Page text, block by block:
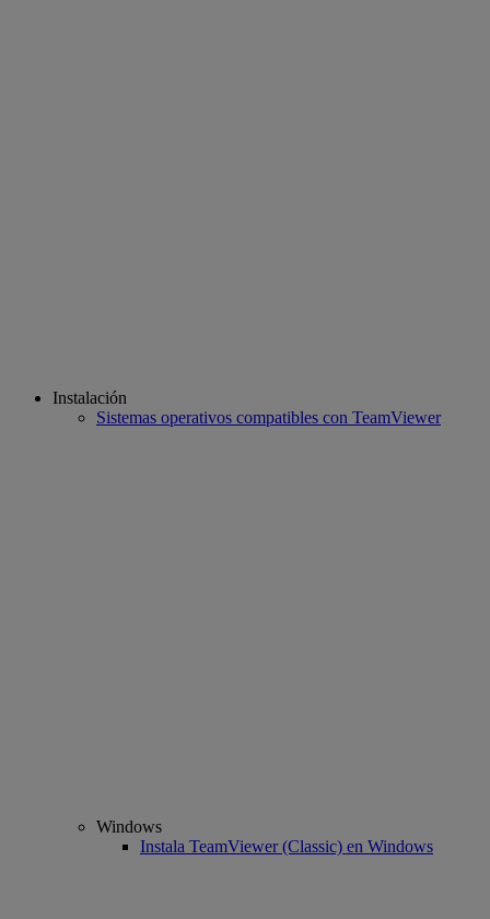
Instalación
Sistemas operativos compatibles con TeamViewer
Windows
Instala TeamViewer (Classic) en Windows